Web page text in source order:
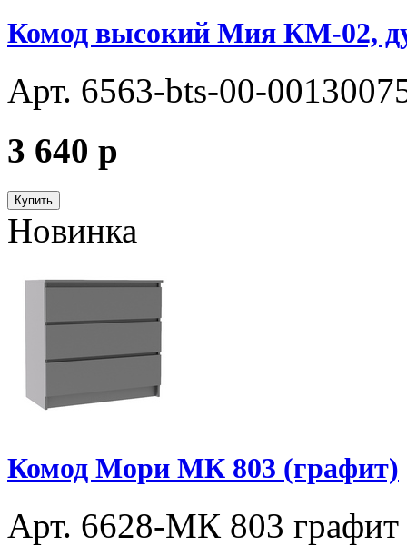
Комод высокий Мия КМ-02,
Арт. 6563-bts-00-
3 640 p
Купить
Новинка
Комод Мори МК 803 (графит)
Арт. 6628-МК 803 графит